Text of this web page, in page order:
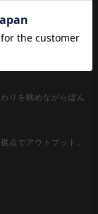
りを眺めながらぼん
点でアウトプット。